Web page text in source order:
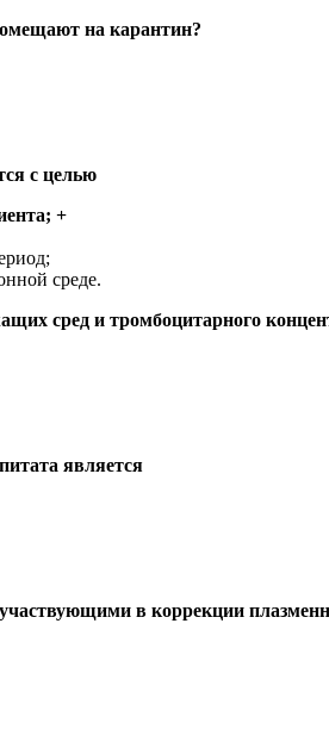
на карантин?
с целью
+
среде.
сред и тромбоцитарного
является
в коррекции